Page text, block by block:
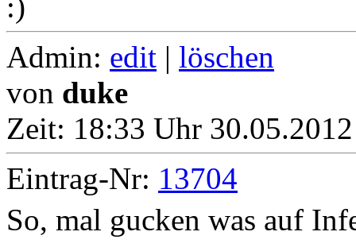
Admin: edit | löschen
von duke
Zeit: 18:33 Uhr
Eintrag-Nr: 13704
So, mal gucken was auf